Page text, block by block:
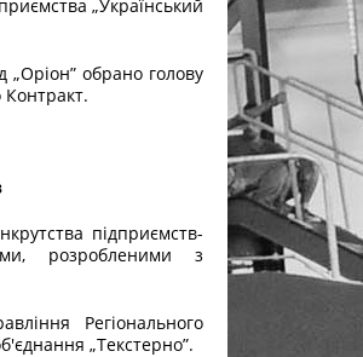
„Український
„Оріон” обрано голову
підприємств-
розробленими з
Регіонального
„Текстерно”.